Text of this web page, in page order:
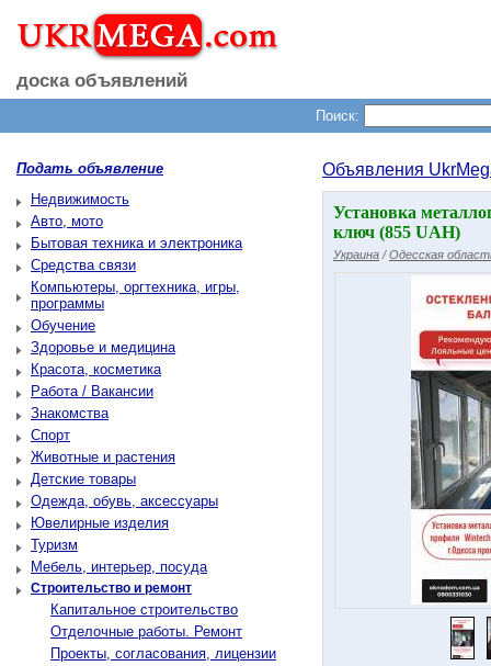
доска объявлений
Поиск:
Подать объявление
Недвижимость
Авто, мото
Бытовая техника и электроника
Средства связи
Компьютеры, оргтехника, игры,
программы
Обучение
Здоровье и медицина
Красота, косметика
Работа / Вакансии
Знакомства
Спорт
Животные и растения
Детские товары
Одежда, обувь, аксессуары
Ювелирные изделия
Туризм
Мебель, интерьер, посуда
Строительство и ремонт
Капитальное строительство
Отделочные работы. Ремонт
Проекты, согласования, лицензии
Объявления
Установка
ключ (855 UAH)
Украина /Одесская